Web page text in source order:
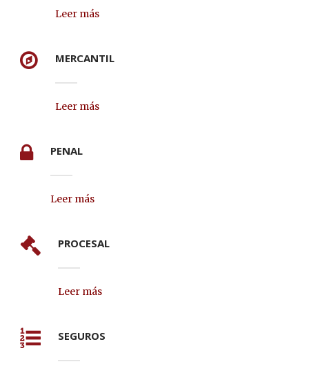
Leer más
MERCANTIL
Leer más
PENAL
Leer más
PROCESAL
Leer más
SEGUROS